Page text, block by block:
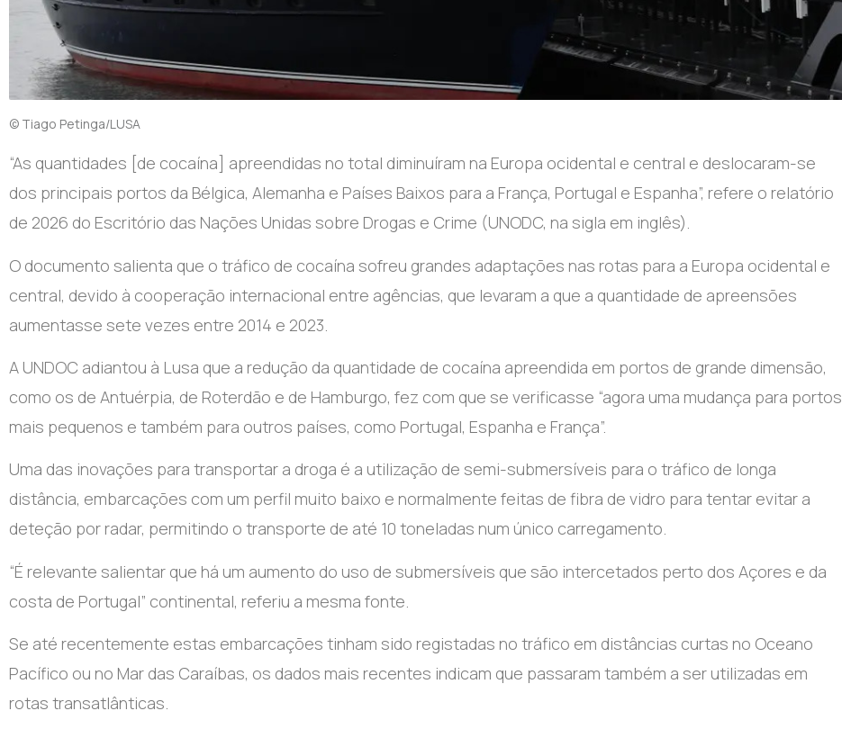
© Tiago Petinga/LUSA
“As quantidades [de cocaína] apreendidas no total diminuíram na Europa ocidental e central e deslocaram-se
dos principais portos da Bélgica, Alemanha e Países Baixos para a França, Portugal e Espanha”, refere o relatório
de 2026 do Escritório das Nações Unidas sobre Drogas e Crime (UNODC, na sigla em inglês).
O documento salienta que o tráfico de cocaína sofreu grandes adaptações nas rotas para a Europa ocidental e
central, devido à cooperação internacional entre agências, que levaram a que a quantidade de apreensões
aumentasse sete vezes entre 2014 e 2023.
A UNDOC adiantou à Lusa que a redução da quantidade de cocaína apreendida em portos de grande dimensão,
como os de Antuérpia, de Roterdão e de Hamburgo, fez com que se verificasse “agora uma mudança para portos
mais pequenos e também para outros países, como Portugal, Espanha e França”.
Uma das inovações para transportar a droga é a utilização de semi-submersíveis para o tráfico de longa
distância, embarcações com um perfil muito baixo e normalmente feitas de fibra de vidro para tentar evitar a
deteção por radar, permitindo o transporte de até 10 toneladas num único carregamento.
“É relevante salientar que há um aumento do uso de submersíveis que são intercetados perto dos Açores e da
costa de Portugal” continental, referiu a mesma fonte.
Se até recentemente estas embarcações tinham sido registadas no tráfico em distâncias curtas no Oceano
Pacífico ou no Mar das Caraíbas, os dados mais recentes indicam que passaram também a ser utilizadas em
rotas transatlânticas.